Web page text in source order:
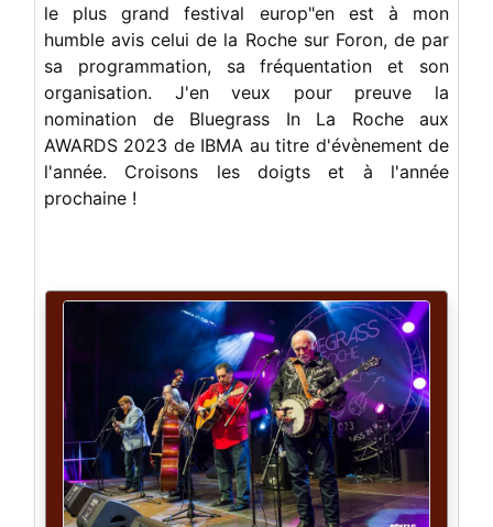
le plus grand festival europ"en est à mon
humble avis celui de la Roche sur Foron, de par
sa programmation, sa fréquentation et son
organisation. J'en veux pour preuve la
nomination de Bluegrass In La Roche aux
AWARDS 2023 de IBMA au titre d'évènement de
l'année. Croisons les doigts et à l'année
prochaine !